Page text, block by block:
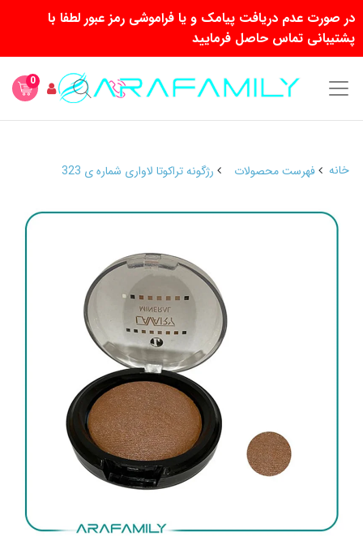
در صورت عدم دریافت پیامک و یا فراموشی رمز عبور لطفا با
پشتیبانی تماس حاصل فرمایید
0
خانه فهرست محصولات رژگونه تراکوتا لاواری شماره ی 323